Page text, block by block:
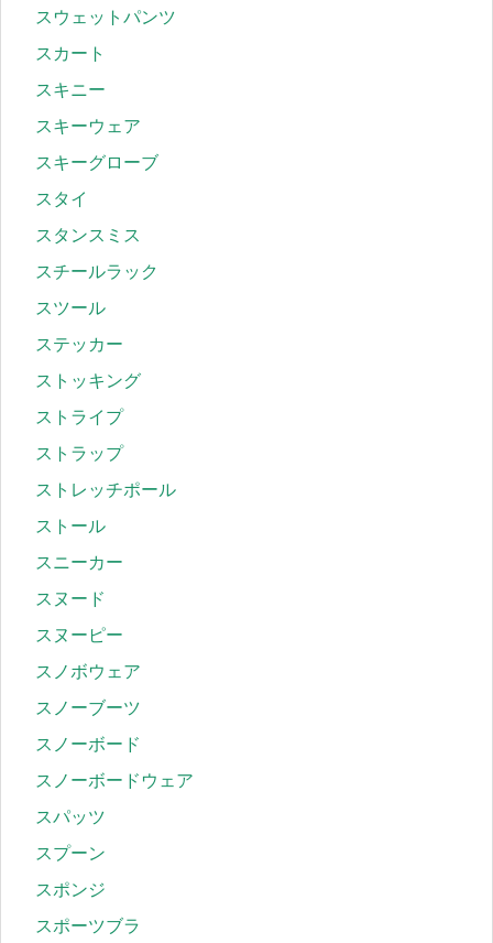
スウェットパンツ
スカート
スキニー
スキーウェア
スキーグローブ
スタイ
スタンスミス
スチールラック
スツール
ステッカー
ストッキング
ストライプ
ストラップ
ストレッチポール
ストール
スニーカー
スヌード
スヌーピー
スノボウェア
スノーブーツ
スノーボード
スノーボードウェア
スパッツ
スプーン
スポンジ
スポーツブラ